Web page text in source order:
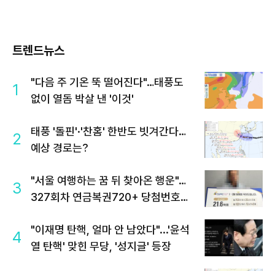
트렌드뉴스
1
"다음 주 기온 뚝 떨어진다"…태풍도
없이 열돔 박살 낸 '이것'
2
태풍 '돌핀'·'찬홈' 한반도 빗겨간다…
예상 경로는?
3
"서울 여행하는 꿈 뒤 찾아온 행운"…
327회차 연금복권720+ 당첨번호조
4
"이재명 탄핵, 얼마 안 남았다"...'윤석
열 탄핵' 맞힌 무당, '성지글' 등장